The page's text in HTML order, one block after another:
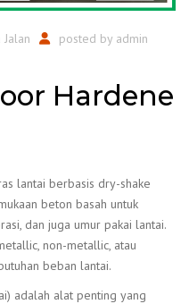
posted by admin
Hardene
lantai berbasis dry-shake
beton basah untuk
dan juga umur pakai lantai.
non-metallic, atau
beban lantai.
adalah alat penting yang